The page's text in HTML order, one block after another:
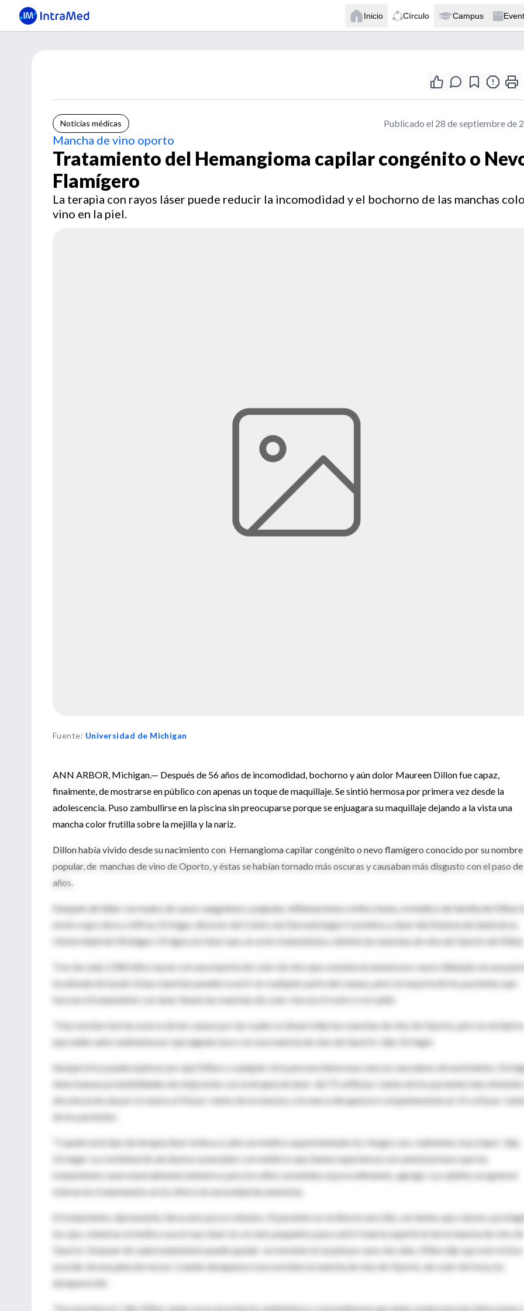
Inicio Círculo Campus
Noticias médicas Publicado el 28 de septiembre de
Mancha de vino oporto
Tratamiento del Hemangioma capilar congénito o
Flamígero
La terapia con rayos láser puede reducir la incomodidad y el bochorno de las manchas
vino en la piel.
Fuente: Universidad de Michigan
ANN ARBOR, Michigan.— Después de 56 años de incomodidad, bochorno y aún dolor Maureen Dillon fue capaz,
finalmente, de mostrarse en público con apenas un toque de maquillaje. Se sintió hermosa por primera vez desde la
adolescencia. Puso zambullirse en la piscina sin preocuparse porque se enjuagara su maquillaje dejando a la vista una
mancha color frutilla sobre la mejilla y la nariz.
Dillon había vivido desde su nacimiento con Hemangioma capilar congénito o nevo flamígero conocido por su nombre
popular, de manchas de vino de Oporto, y éstas se habían tornado más oscuras y causaban más disgusto con el paso
años.
Después de lidiar con nudos de vasos sanguíneos y pápulas, inflamaciones e infecciones, el médico de familia de Dillon
envió a que viera a Jeffrey Orringer, director del Centro de Dermatología Cosmética y láser del Sistema de Salud de la
Universidad de Michigan. Orrigen usó láser que, en ocho tratamientos, eliminó las manchas de vino de Oporto de Dillon.
Tres de cada 1.000 niños nacen con una mancha de color de vino que consiste en numerosos vasos dilatados en una
localizada de la piel. Estas manchas pueden ocurrir en cualquier parte del cuerpo, pero la mayoría de los pacientes que
buscan el tratamiento con láser tienen las manchas de color vino en el rostro o el cuello.
“Hay muchas teorías acerca de las causas por las cuales se desarrollan las manchas de vino de Oporto, pero la verdad es
que nadie sabe realmente por qué alguien nace con una mancha de vino de Oporto”, dijo Orringer.
Aunque él no puede explicar por qué Dillon o cualquier otra persona tiene esas marcas vasculares de nacimiento,
tiene buenas probabilidades de mejorarlas con la terapia de láser: del 75 al 80 por ciento de los pacientes han obtenido
decoloración de por lo menos el 50 por ciento de la mancha, y la marca desaparece completamente en 15 a 20 por
de los pacientes.
“Cuando este tipo de terapia láser la lleva a cabo un médico experimentado los riesgos son, realmente, muy bajos”, dijo
Orringer. La combinación de láseres avanzados con médicos que tienen experiencia con anestesia hace que los
tratamientos sean esencialmente indoloros para los niños sometidos al procedimiento, agregó. Los adultos en general
toleran los tratamientos en la clínica sin necesidad de anestesia.
El tratamiento, típicamente, lleva unos pocos minutos. El paciente se reclina en una silla, con lentes que cubren y
los ojos, mientras el médico usa el rayo láser en círculos pequeños para cubrir toda la superficie de la mancha de vino de
Oporto. Después de cada tratamiento puede quedar un moretón en la piel por unos dos días. Dillon dijo que esto le hizo
acordar de una jalea de moras. Cuando desaparece ese moretón la mancha de vino de Oporto, de color de fresa, ha
desaparecido.
“Fue asombroso”, dijo Dillon, quien ya no necesita los antibióticos o la prednisona que antes usaba para las infecciones e